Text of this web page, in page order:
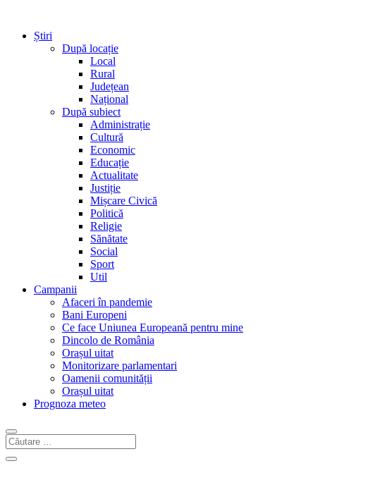
Știri
După locație
Local
Rural
Județean
Național
După subiect
Administrație
Cultură
Economic
Educație
Actualitate
Justiție
Mișcare Civică
Politică
Religie
Sănătate
Social
Sport
Util
Campanii
Afaceri în pandemie
Bani Europeni
Ce face Uniunea Europeană pentru mine
Dincolo de România
Orașul uitat
Monitorizare parlamentari
Oamenii comunității
Orașul uitat
Prognoza meteo